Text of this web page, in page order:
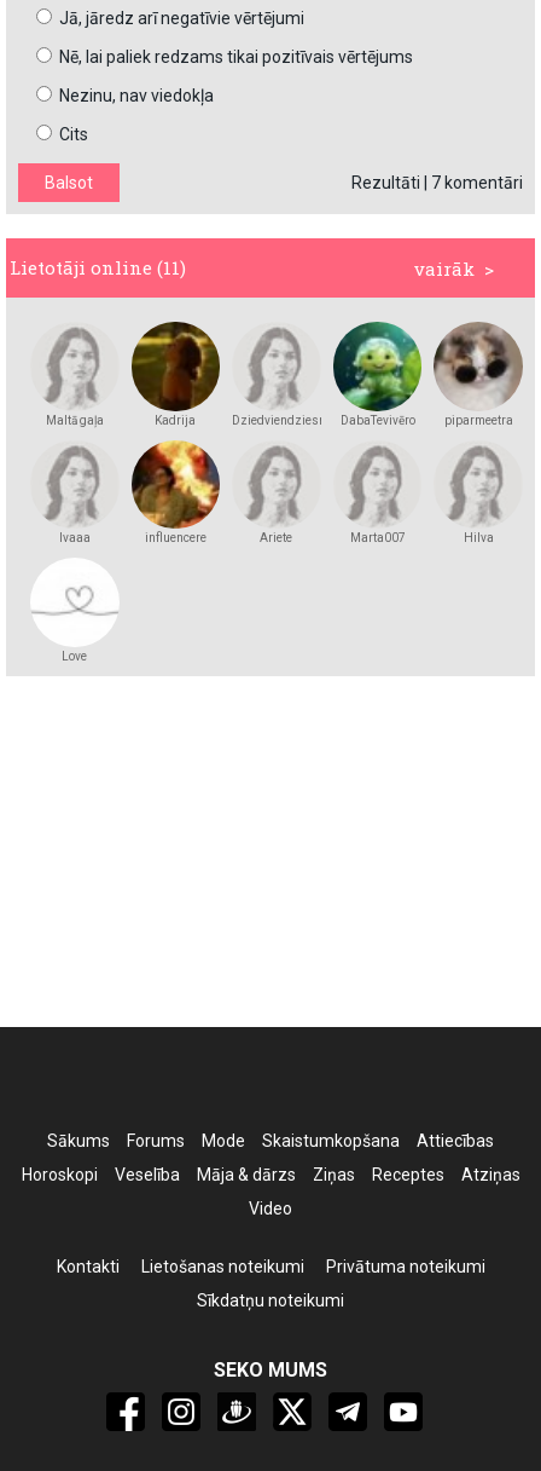
Jā, jāredz arī negatīvie vērtējumi
Nē, lai paliek redzams tikai pozitīvais vērtējums
Nezinu, nav viedokļa
Cits
Rezultāti 7 komentāri
vairāk >
Lietotāji online (11)
Maltā gaļa Kadrija DziedviendziesmiņaDabaTevivēro piparmeetra
lvaaa influencere Ariete Marta007 Hilva
Love
Sākums Forums Mode Skaistumkopšana
Attiecības
Horoskopi
Veselība Māja & dārzs Ziņas Receptes
Atziņas
Video
Kontakti Lietošanas noteikumi
Privātuma noteikumi
Sīkdatņu noteikumi
SEKO MUMS